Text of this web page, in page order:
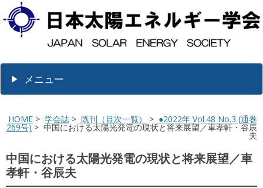
メニュー
HOME > 学会誌 > 既刊（目次一覧） > ●2022年 Vol.48 No.3 (通巻
269号) > 中国における太陽光発電の現状と将来展望／車孝軒・谷辰
夫
中国における太陽光発電の現状と将来展望／車
孝軒・谷辰夫